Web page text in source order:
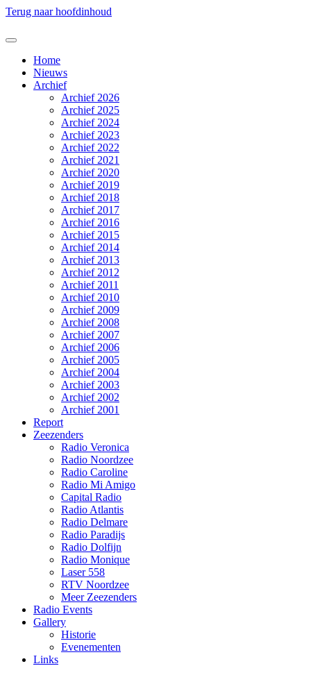
Terug naar hoofdinhoud
Home
Nieuws
Archief
Archief 2026
Archief 2025
Archief 2024
Archief 2023
Archief 2022
Archief 2021
Archief 2020
Archief 2019
Archief 2018
Archief 2017
Archief 2016
Archief 2015
Archief 2014
Archief 2013
Archief 2012
Archief 2011
Archief 2010
Archief 2009
Archief 2008
Archief 2007
Archief 2006
Archief 2005
Archief 2004
Archief 2003
Archief 2002
Archief 2001
Report
Zeezenders
Radio Veronica
Radio Noordzee
Radio Caroline
Radio Mi Amigo
Capital Radio
Radio Atlantis
Radio Delmare
Radio Paradijs
Radio Dolfijn
Radio Monique
Laser 558
RTV Noordzee
Meer Zeezenders
Radio Events
Gallery
Historie
Evenementen
Links